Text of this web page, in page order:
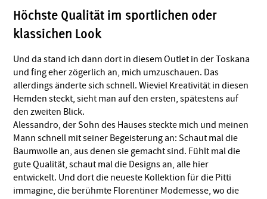
Höchste Qualität im sportlichen oder
klassichen Look
Und da stand ich dann dort in diesem Outlet in der Toskana
und fing eher zögerlich an, mich umzuschauen. Das
allerdings änderte sich schnell. Wieviel Kreativität in diesen
Hemden steckt, sieht man auf den ersten, spätestens auf
den zweiten Blick.
Alessandro, der Sohn des Hauses steckte mich und meinen
Mann schnell mit seiner Begeisterung an: Schaut mal die
Baumwolle an, aus denen sie gemacht sind. Fühlt mal die
gute Qualität, schaut mal die Designs an, alle hier
entwickelt. Und dort die neueste Kollektion für die Pitti
immagine, die berühmte Florentiner Modemesse, wo die